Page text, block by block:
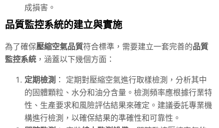
成損害。
品質監控系統的建立與實施
為了確保壓縮空氣品質符合標準，需要建立一套完善的品質
監控系統 ，涵蓋以下幾個方面：
定期檢測 ： 定期對壓縮空氣進行取樣檢測，分析其中
的固體顆粒、水分和油分含量。檢測頻率應根據行業特
性、生產要求和風險評估結果來確定。建議委託專業機
構進行檢測，以確保結果的準確性和可靠性。